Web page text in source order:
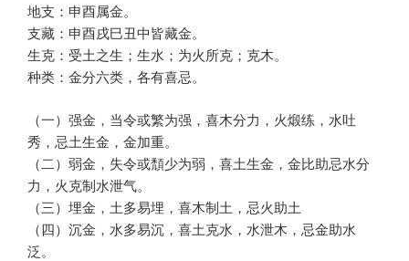
地支：申酉属金。
支藏：申酉戌巳丑中皆藏金。
生克：受土之生；生水；为火所克；克木。
种类：金分六类，各有喜忌。
（一）强金，当令或繁为强，喜木分力，火煅练，水吐
秀，忌土生金，金加重。
（二）弱金，失令或頹少为弱，喜土生金，金比助忌水分
力，火克制水泄气。
（三）埋金，土多易埋，喜木制土，忌火助土
（四）沉金，水多易沉，喜土克水，水泄木，忌金助水
泛。